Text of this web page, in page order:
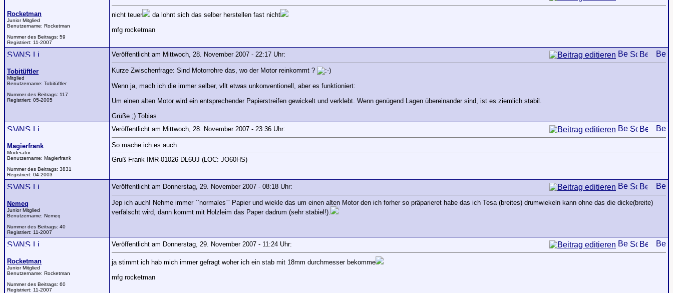
Rocketman
Junior Mitglied
Benutzername: Rocketman
Nummer des Beitrags: 59
Registriert: 11-2007
nicht teuer
da lohnt sich das selber herstellen fast nicht
mfg rocketman
Tobitüftler
Mitglied
Benutzername: Tobitüftler
Nummer des Beitrags: 117
Registriert: 05-2005
Veröffentlicht am Mittwoch, 28. November 2007 - 22:17 Uhr:
Kurze Zwischenfrage: Sind Motorrohre das, wo der Motor reinkommt ?
Wenn ja, mach ich die immer selber, vllt etwas unkonventionell, aber es funktioniert:
Um einen alten Motor wird ein entsprechender Papierstreifen gewickelt und verklebt. Wenn genügend Lagen übereinander sind, ist es ziemlich stabil.
Grüße ;) Tobias
Magierfrank
Moderator
Benutzername: Magierfrank
Nummer des Beitrags: 3831
Registriert: 04-2003
Veröffentlicht am Mittwoch, 28. November 2007 - 23:36 Uhr:
So mache ich es auch.
Gruß Frank IMR-01026 DL6UJ (LOC: JO60HS)
Nemeq
Junior Mitglied
Benutzername: Nemeq
Nummer des Beitrags: 40
Registriert: 11-2007
Veröffentlicht am Donnerstag, 29. November 2007 - 08:18 Uhr:
Jep ich auch! Nehme immer ``normales`` Papier und wiekle das um einen alten Motor den ich forher so präparieret habe das ich Tesa (breites) drumwiekeln kann ohne das die dicke(breite)
verfälscht wird, dann kommt mit Holzleim das Paper dadrum (sehr stabiel!).
Rocketman
Junior Mitglied
Benutzername: Rocketman
Nummer des Beitrags: 60
Registriert: 11-2007
Veröffentlicht am Donnerstag, 29. November 2007 - 11:24 Uhr:
ja stimmt ich hab mich immer gefragt woher ich ein stab mit 18mm durchmesser bekomme
mfg rocketman